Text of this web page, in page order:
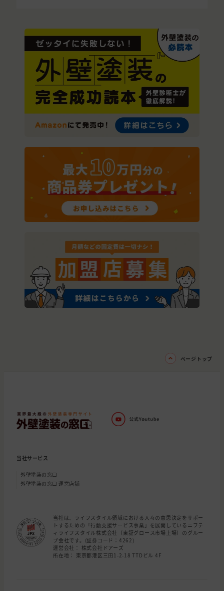
ページトップ
当社サービス
外壁塗装の窓口
外壁塗装の窓口 運営店舗
当社は、ライフスタイル領域における人々の意思決定をサポー
トするための「行動支援サービス事業」を展開しているニフテ
ィライフスタイル株式会社（東証グロース市場上場）のグルー
プ会社です。(証券コード：4262)
運営会社： 株式会社ドアーズ
所在地： 東京都港区三田1-2-18 TTDビル 4F